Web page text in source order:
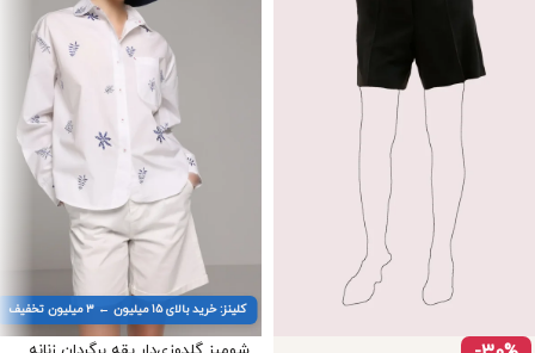
کلینز: خرید بالای ۱۵ میلیون ← ۳ میلیون تخفیف